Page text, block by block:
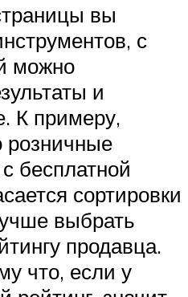
вы
с
можно
и
К примеру,
розничные
бесплатной
сортировки
выбрать
продавца.
что, если у